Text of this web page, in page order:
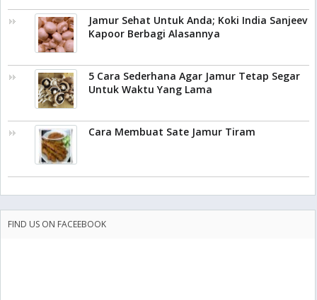
Jamur Sehat Untuk Anda; Koki India Sanjeev
Kapoor Berbagi Alasannya
5 Cara Sederhana Agar Jamur Tetap Segar
Untuk Waktu Yang Lama
Cara Membuat Sate Jamur Tiram
FIND US ON FACEEBOOK